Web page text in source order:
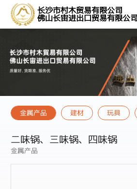
长沙市村木贸易有限公司
佛山长宙进出口贸易有限公司
金属产品 建材 玩具
二味锅、三味锅、四味锅
金属产品